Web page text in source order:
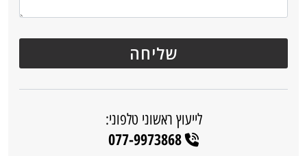
לייעוץ ראשוני טלפוני:
077-9973868